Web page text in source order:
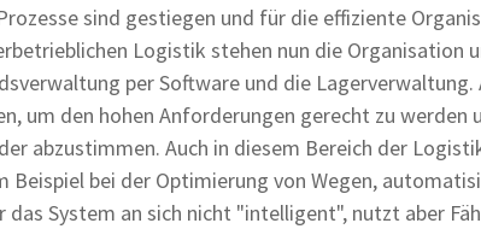
sind gestiegen und für die effiziente
Logistik stehen nun die Organisation
per Software und die
um den hohen Anforderungen gerecht zu werden
abzustimmen. Auch in diesem Bereich der
Beispiel bei der Optimierung von Wegen,
System an sich nicht "intelligent", nutzt aber